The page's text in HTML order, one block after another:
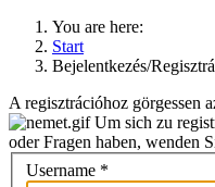
You are here:
Start
Bejelentkezés/
A regisztrációhoz görgessen
Um sich zu
oder Fragen haben, wenden
Username *